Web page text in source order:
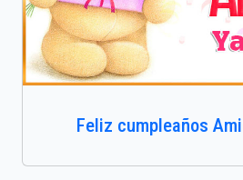
Feliz cumpleaños